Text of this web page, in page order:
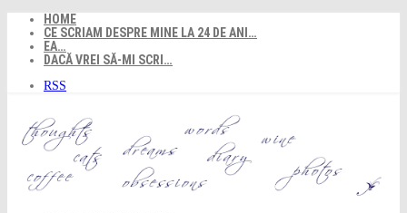
content
HOME
CE SCRIAM DESPRE MINE LA 24 DE ANI…
EA…
DACĂ VREI SĂ-MI SCRI…
RSS